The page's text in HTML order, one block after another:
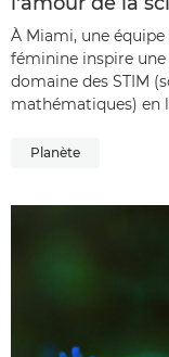
À Miami, une
féminine inspire
domaine des STIM
mathématiques) en
Planète